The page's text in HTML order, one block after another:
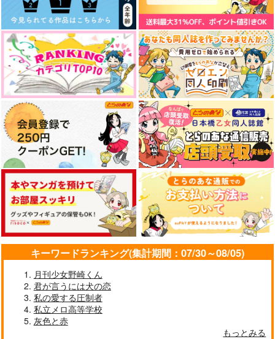
Short Short
あのばか
629円（税込）
三井寿×宮城リョータ
サンプル
作品詳細
博物館探訪記録
大景品
770円 （税込）
エラン（強化人士5号）×ノレア
サンプル
作品詳細
＃ちょっとはしゃいで
みたりして
ムエットとナイフ
715円（税込）
機動戦士ガンダム 水星の魔女
エラン×スレッタ
サンプル
カート
日常茶飯事仰せのまま
に
ユノリア-座
専売 787 （税込）
機動戦士ガンダム 水星の魔女
エラン×スレッタ
サンプル
カート
暮らしのなかにきみが
いる
Salmon&Shake
専売 629円（税込）
機動戦士ガンダム 水星の魔女
エラン×スレッタ
サンプル
カート
キーワードランキング(集計期間：07/30～08/05)
月刊少女野崎くん
君が言うには犬の恋
私の愛する圧制者
私立メロ高等学校
灰色と赤
もっとみる